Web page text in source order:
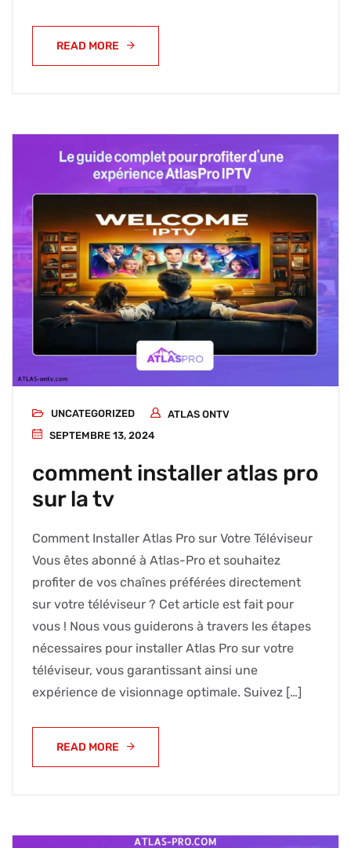
READ MORE
UNCATEGORIZED
ATLAS ONTV
SEPTEMBRE 13, 2024
comment installer atlas pro
sur la tv
Comment Installer Atlas Pro sur Votre Téléviseur
Vous êtes abonné à Atlas-Pro et souhaitez
profiter de vos chaînes préférées directement
sur votre téléviseur ? Cet article est fait pour
vous ! Nous vous guiderons à travers les étapes
nécessaires pour installer Atlas Pro sur votre
téléviseur, vous garantissant ainsi une
expérience de visionnage optimale. Suivez […]
READ MORE